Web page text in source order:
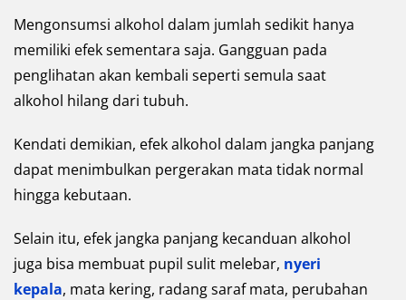
Mengonsumsi alkohol dalam jumlah sedikit hanya
memiliki efek sementara saja. Gangguan pada
penglihatan akan kembali seperti semula saat
alkohol hilang dari tubuh.
Kendati demikian, efek alkohol dalam jangka panjang
dapat menimbulkan pergerakan mata tidak normal
hingga kebutaan.
Selain itu, efek jangka panjang kecanduan alkohol
juga bisa membuat pupil sulit melebar, nyeri
kepala, mata kering, radang saraf mata, perubahan